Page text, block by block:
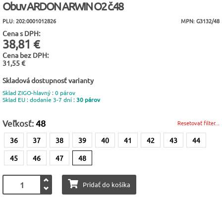
Obuv ARDON ARWIN O2 č.48
PLU: 202:0001012826 MPN: G3132/48
Cena s DPH:
38,81 €
Cena bez DPH:
31,55 €
Skladová dostupnosť varianty
Sklad ZIGO-hlavný : 0 párov
Sklad EU : dodanie 3-7 dní :30 párov
Resetovať filter...
Veľkosť:48
36 37 38 39 40 41 42 43
44
45
46 47 48
Pridať do košíka